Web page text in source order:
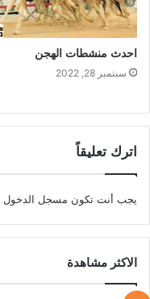
احدث منشطات الهجن
سبتمبر 28, 2022
اترك تعليقاً
يجب أنت تكون مسجل الدخول
الاكثر مشاهدة